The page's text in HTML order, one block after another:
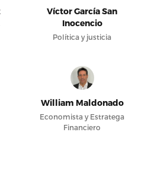
Víctor García San
Inocencio
Política y justicia
William Maldonado
Economista y Estratega
Financiero